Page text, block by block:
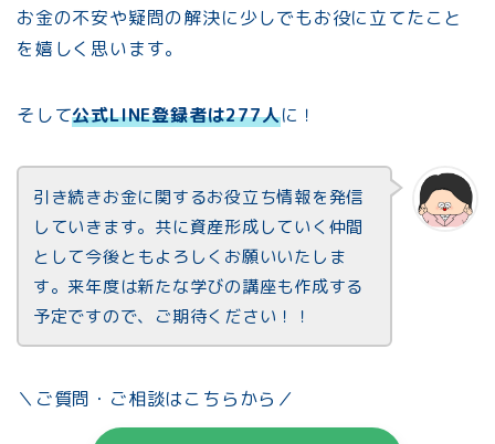
お金の不安や疑問の解決に少しでもお役に立てたこと
を嬉しく思います。
そして公式LINE登録者は277人に！
引き続きお金に関するお役立ち情報を発信
していきます。共に資産形成していく仲間
として今後ともよろしくお願いいたしま
す。来年度は新たな学びの講座も作成する
予定ですので、ご期待ください！！
＼ご質問・ご相談はこちらから／